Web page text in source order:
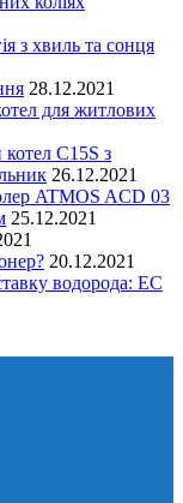
з хвиль та сонця
28.12.2021
для житлових
C15S з
26.12.2021
ATMOS ACD 03
25.12.2021
20.12.2021
водорода: EC